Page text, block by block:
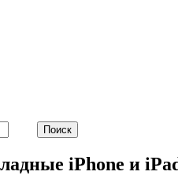
iPhone и